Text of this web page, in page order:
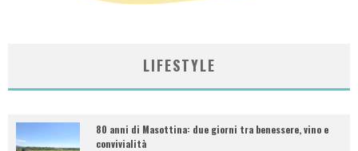
LIFESTYLE
80 anni di Masottina: due giorni tra benessere, vino e
convivialità